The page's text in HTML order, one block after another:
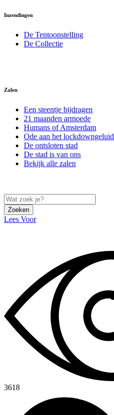
Inzendingen
De Tentoonstelling
De Collectie
Zalen
Een steentje bijdragen
21 maanden armoede
Humans of Amsterdam
Ode aan het lockdowngeluid
De ontsloten stad
De stad is van ons
Bekijk alle zalen
Zoeken
Lees Voor
3618